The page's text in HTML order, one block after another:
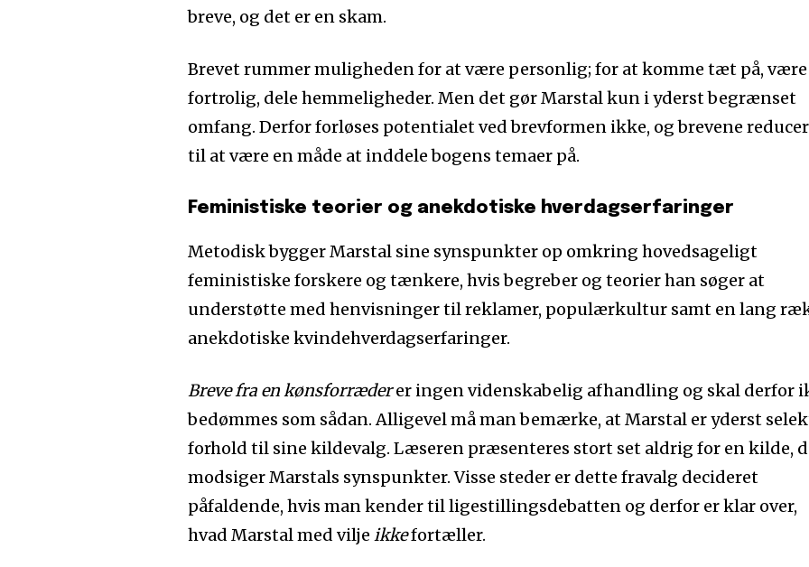
breve, og det er en skam.
Brevet rummer muligheden for at være personlig; for at komme tæt på, være
fortrolig, dele hemmeligheder. Men det gør Marstal kun i yderst begrænset
omfang. Derfor forløses potentialet ved brevformen ikke, og brevene
til at være en måde at inddele bogens temaer på.
Feministiske teorier og anekdotiske hverdagserfaringer
Metodisk bygger Marstal sine synspunkter op omkring hovedsageligt
feministiske forskere og tænkere, hvis begreber og teorier han søger at
understøtte med henvisninger til reklamer, populærkultur samt en lang
anekdotiske kvindehverdagserfaringer.
Breve fra en kønsforræderer ingen videnskabelig afhandling og skal derfor
bedømmes som sådan. Alligevel må man bemærke, at Marstal er yderst
forhold til sine kildevalg. Læseren præsenteres stort set aldrig for en kilde,
modsiger Marstals synspunkter. Visse steder er dette fravalg decideret
påfaldende, hvis man kender til ligestillingsdebatten og derfor er klar over,
hvad Marstal med vilje ikkefortæller.